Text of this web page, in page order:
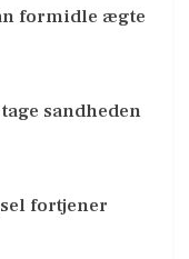
formidle ægte
sandheden
fortjener